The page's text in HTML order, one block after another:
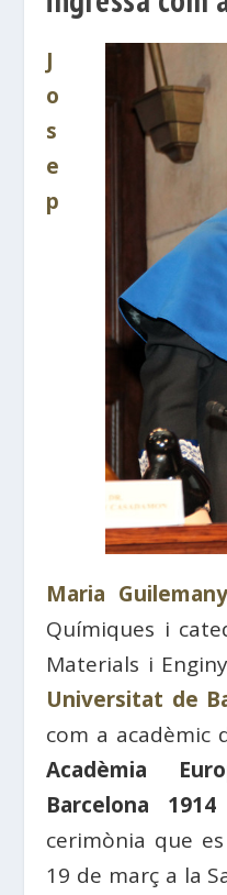
J
o
s
e
p
Maria Guilemany
Químiques i
Materials i
Universitat de
com a acadèmic
Acadèmia
Barcelona 1914
cerimònia que
19 de març a la